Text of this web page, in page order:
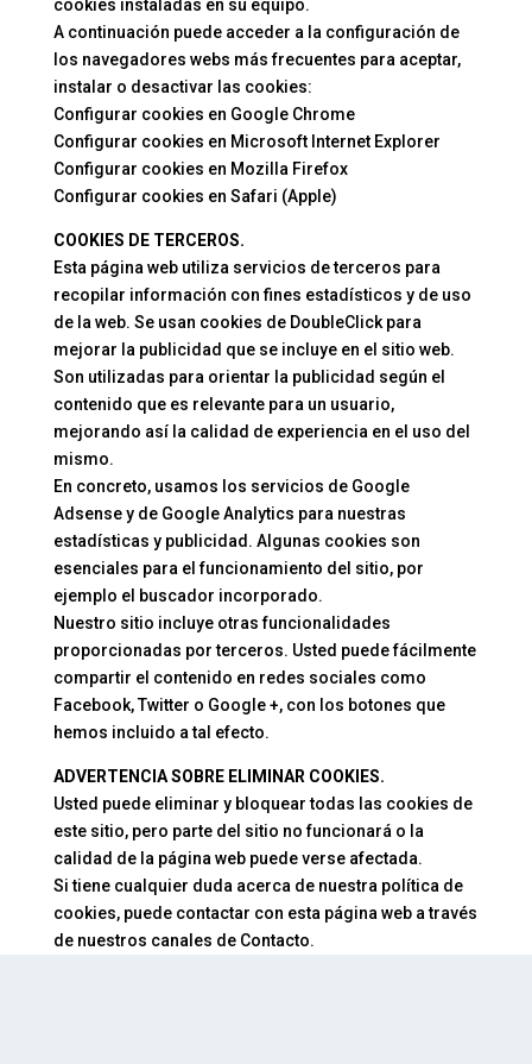
cookies instaladas en su equipo.
A continuación puede acceder a la configuración de
los navegadores webs más frecuentes para aceptar,
instalar o desactivar las cookies:
Configurar cookies en Google Chrome
Configurar cookies en Microsoft Internet Explorer
Configurar cookies en Mozilla Firefox
Configurar cookies en Safari (Apple)
COOKIES DE TERCEROS.
Esta página web utiliza servicios de terceros para
recopilar información con fines estadísticos y de uso
de la web. Se usan cookies de DoubleClick para
mejorar la publicidad que se incluye en el sitio web.
Son utilizadas para orientar la publicidad según el
contenido que es relevante para un usuario,
mejorando así la calidad de experiencia en el uso del
mismo.
En concreto, usamos los servicios de Google
Adsense y de Google Analytics para nuestras
estadísticas y publicidad. Algunas cookies son
esenciales para el funcionamiento del sitio, por
ejemplo el buscador incorporado.
Nuestro sitio incluye otras funcionalidades
proporcionadas por terceros. Usted puede fácilmente
compartir el contenido en redes sociales como
Facebook, Twitter o Google +, con los botones que
hemos incluido a tal efecto.
ADVERTENCIA SOBRE ELIMINAR COOKIES.
Usted puede eliminar y bloquear todas las cookies de
este sitio, pero parte del sitio no funcionará o la
calidad de la página web puede verse afectada.
Si tiene cualquier duda acerca de nuestra política de
cookies, puede contactar con esta página web a través
de nuestros canales de Contacto.